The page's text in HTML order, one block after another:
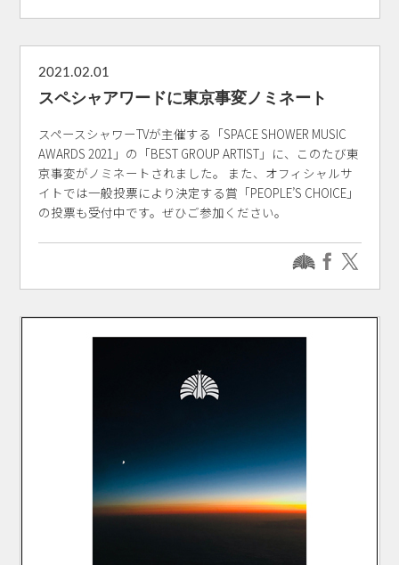
2021.02.01
スペシャアワードに東京事変ノミネート
スペースシャワーTVが主催する「SPACE SHOWER MUSIC
AWARDS 2021」の「BEST GROUP ARTIST」に、このたび東
京事変がノミネートされました。 また、オフィシャルサ
イトでは一般投票により決定する賞「PEOPLE’S CHOICE」
の投票も受付中です。ぜひご参加ください。